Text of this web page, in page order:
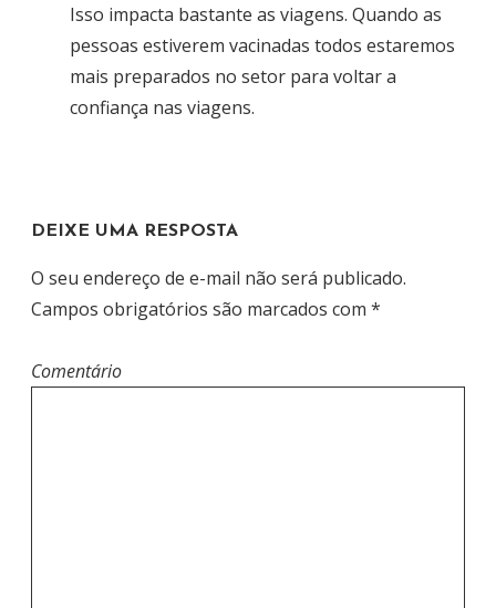
Isso impacta bastante as viagens. Quando as
pessoas estiverem vacinadas todos estaremos
mais preparados no setor para voltar a
confiança nas viagens.
DEIXE UMA RESPOSTA
O seu endereço de e-mail não será publicado.
Campos obrigatórios são marcados com *
Comentário